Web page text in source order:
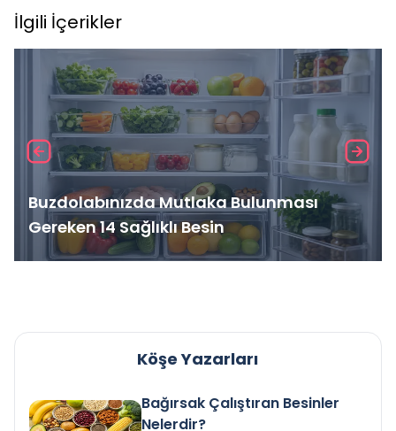
İlgili İçerikler
Buzdolabınızda Mutlaka Bulunması
Gereken 14 Sağlıklı Besin
Köşe Yazarları
Bağırsak Çalıştıran Besinler
Nelerdir?